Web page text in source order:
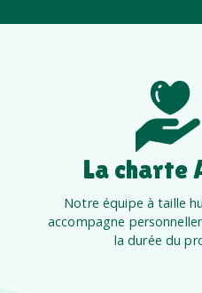
La charte
Notre équipe à taille
accompagne
la durée du